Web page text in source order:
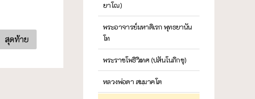
สุดท้าย
ยาโณ)
พระอาจารย์มหาดิเรก พุทธยานัน
โท
พระราชโพธิวิเทศ (ปสันโนภิกขุ)
หลวงพ่อดา สมฺมาคโต